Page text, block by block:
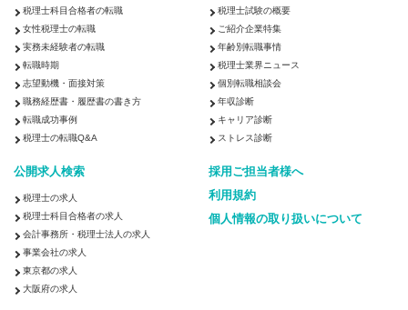
税理士科目合格者の転職
女性税理士の転職
実務未経験者の転職
転職時期
志望動機・面接対策
職務経歴書・履歴書の書き方
転職成功事例
税理士の転職Q&A
税理士試験の概要
ご紹介企業特集
年齢別転職事情
税理士業界ニュース
個別転職相談会
年収診断
キャリア診断
ストレス診断
公開求人検索
税理士の求人
税理士科目合格者の求人
会計事務所・税理士法人の求人
事業会社の求人
東京都の求人
大阪府の求人
採用ご担当者様へ
利用規約
個人情報の取り扱いについて